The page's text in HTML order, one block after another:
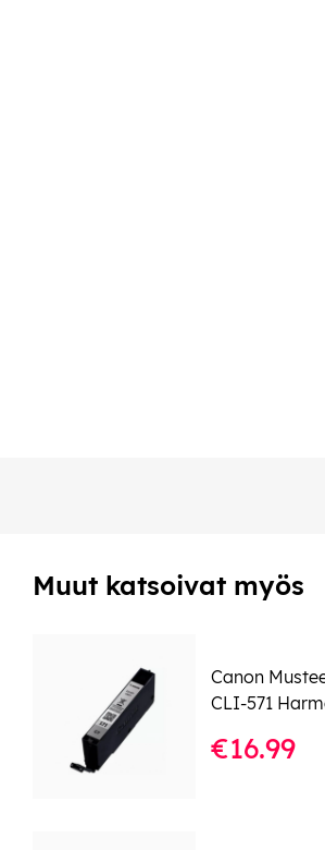
Muut katsoivat myös
Canon
CLI-571
€16.99